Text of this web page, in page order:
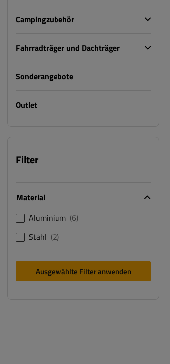
Campingzubehör
Fahrradträger und Dachträger
Sonderangebote
Outlet
Filter
Material
Aluminium 6
Stahl 2
Ausgewählte Filter anwenden